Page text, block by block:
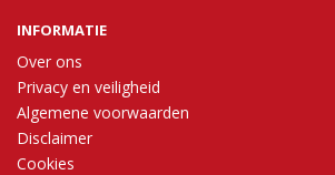
INFORMATIE
Over ons
Privacy en veiligheid
Algemene voorwaarden
Disclaimer
Cookies